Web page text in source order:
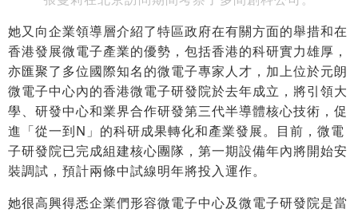
她又向企業領導層介紹了特區政府在有關方面的舉措和在
香港發展微電子產業的優勢，包括香港的科研實力雄厚，
亦匯聚了多位國際知名的微電子專家人才，加上位於元朗
微電子中心內的香港微電子研發院於去年成立，將引領大
學、研發中心和業界合作研發第三代半導體核心技術，促
進「從一到N」的科研成果轉化和產業發展。目前，微電
子研發院已完成組建核心團隊，第一期設備年內將開始安
裝調試，預計兩條中試線明年將投入運作。
她很高興得悉企業們形容微電子中心及微電子研發院是當